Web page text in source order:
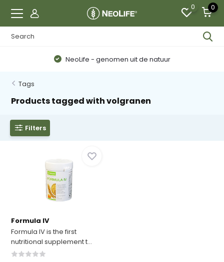
0 0
NeoLife - genomen uit de natuur
Tags
Products tagged with volgranen
Filters
Formula IV
Formula IV is the first
nutritional supplement t...